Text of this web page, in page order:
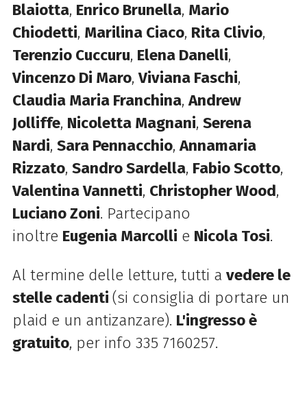
Blaiotta, Enrico Brunella, Mario
Chiodetti, Marilina Ciaco, Rita Clivio,
Terenzio Cuccuru, Elena Danelli,
Vincenzo Di Maro,Viviana Faschi,
Claudia Maria Franchina,Andrew
Jolliffe, Nicoletta Magnani, Serena
Nardi, Sara Pennacchio,Annamaria
Rizzato, Sandro Sardella, Fabio Scotto,
Valentina Vannetti, Christopher Wood,
Luciano Zoni. Partecipano
inoltre Eugenia Marcolli e Nicola Tosi.
Al termine delle letture, tutti a vedere le
stelle cadenti (si consiglia di portare un
plaid e un antizanzare). L'ingresso è
gratuito, per info 335 7160257.